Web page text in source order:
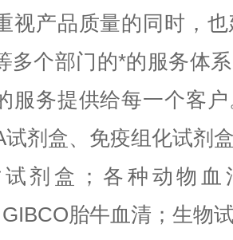
视产品质量的同时，
多个部门的*的服务体
服务提供给每一个客
试剂盒、免疫组化试剂
剂盒；各种动物血
胎牛血清；生物